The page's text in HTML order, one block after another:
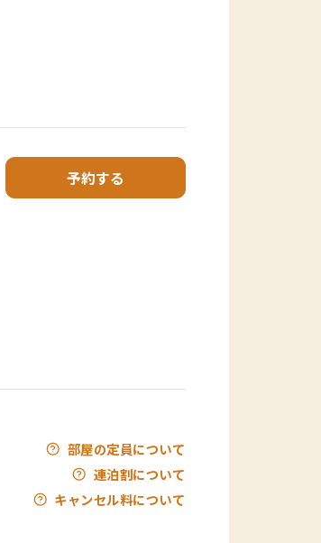
予約する
部屋の定員について
連泊割について
キャンセル料について